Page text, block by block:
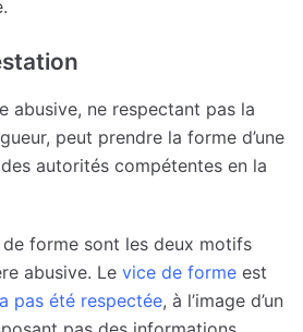
abusive, ne respectant pas la
peut prendre la forme d’une
autorités compétentes en la
forme sont les deux motifs
abusive. Le vice de forme est
pas été respectée, à l’image d’un